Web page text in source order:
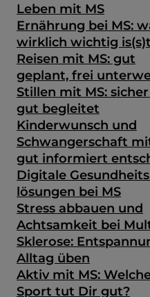
Leben mit MS
Ernährung bei MS:
wirklich wichtig is(s)t
Reisen mit MS: gut
geplant, frei
Stillen mit MS:
gut begleitet
Kinderwunsch und
Schwangerschaft
gut informiert
Digitale
lösungen bei MS
Stress abbauen und
Achtsamkeit bei
Sklerose:
Alltag üben
Aktiv mit MS:
Sport tut Dir gut?